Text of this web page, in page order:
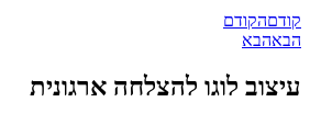
קודםהקודם
הבאהבא
עיצוב לוגו להצלחה ארגונית